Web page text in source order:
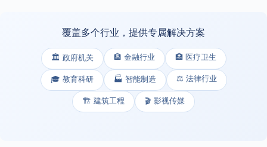
覆盖多个行业，提供专属解决方案
🏛️ 政府机关 🏦 金融行业 🏥 医疗卫生
🎓 教育科研 🏭 智能制造 ⚖️ 法律行业
🏗️ 建筑工程 🎬 影视传媒